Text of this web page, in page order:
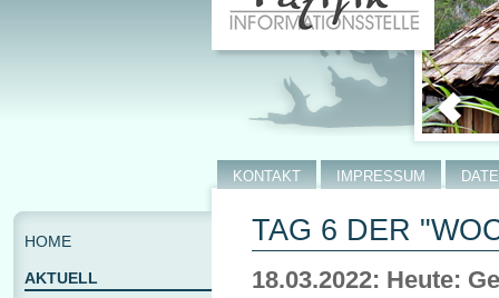
TAG 6 DER
18.03.2022: Heute:
KONTAKT IMPRESSUM
HOME
AKTUELL